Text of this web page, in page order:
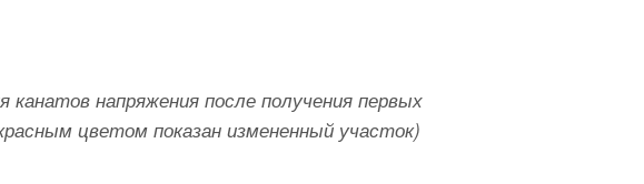
канатов напряжения после получения первых
цветом показан измененный участок)